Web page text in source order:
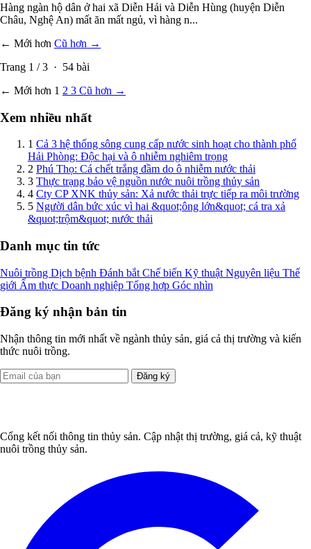
Hàng ngàn hộ dân ở hai xã Diễn Hải và Diễn Hùng (huyện Diễn
Châu, Nghệ An) mất ăn mất ngủ, vì hàng n...
← Mới hơn Cũ hơn →
Trang 1 /3 · 54 bài
← Mới hơn 1 2 3 Cũ hơn →
Xem nhiều nhất
1 Cả 3 hệ thống sông cung cấp nước sinh hoạt cho thành phố
Hải Phòng: Độc hại và ô nhiễm nghiêm trọng
2 Phú Thọ: Cá chết trắng đầm do ô nhiễm nước thải
3 Thực trạng bảo vệ nguồn nước nuôi trồng thủy sản
4 Cty CP XNK thủy sản: Xả nước thải trực tiếp ra môi trường
5 Người dân bức xúc vì hai &quot;ông lớn&quot; cá tra xả
&quot;trộm&quot; nước thải
Danh mục tin tức
Nuôi trồng Dịch bệnh Đánh bắt Chế biến Kỹ thuật Nguyên liệu Thế
giới Ẩm thực Doanh nghiệp Tổng hợp Góc nhìn
Đăng ký nhận bản tin
Nhận thông tin mới nhất về ngành thủy sản, giá cả thị trường và kiến
thức nuôi trồng.
Đăng ký
Cổng kết nối thông tin thủy sản. Cập nhật thị trường, giá cả, kỹ thuật
nuôi trồng thủy sản.